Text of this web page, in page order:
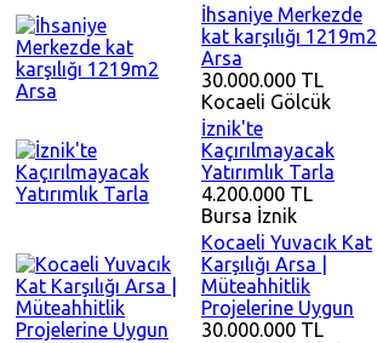
İhsaniye Merkezde
kat karşılığı 1219m2
Arsa
30.000.000 TL
Kocaeli Gölcük
İznik'te
Kaçırılmayacak
Yatırımlık Tarla
4.200.000 TL
Bursa İznik
Kocaeli Yuvacık Kat
Karşılığı Arsa |
Müteahhitlik
Projelerine Uygun
30.000.000 TL